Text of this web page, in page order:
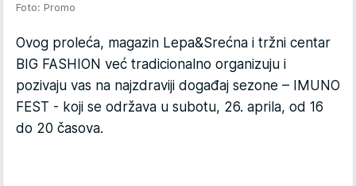
Foto: Promo
Ovog proleća, magazin Lepa&Srećna i tržni centar
BIG FASHION već tradicionalno organizuju i
pozivaju vas na najzdraviji događaj sezone – IMUNO
FEST - koji se održava u subotu, 26. aprila, od 16
do 20 časova.